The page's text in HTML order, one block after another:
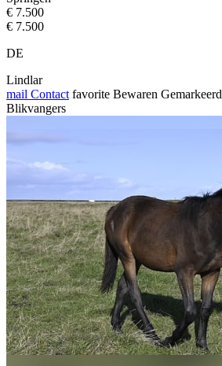
€ 7.500
€ 7.500
DE
Lindlar
mail Contact favorite Bewaren Gemarkeerd
Blikvangers